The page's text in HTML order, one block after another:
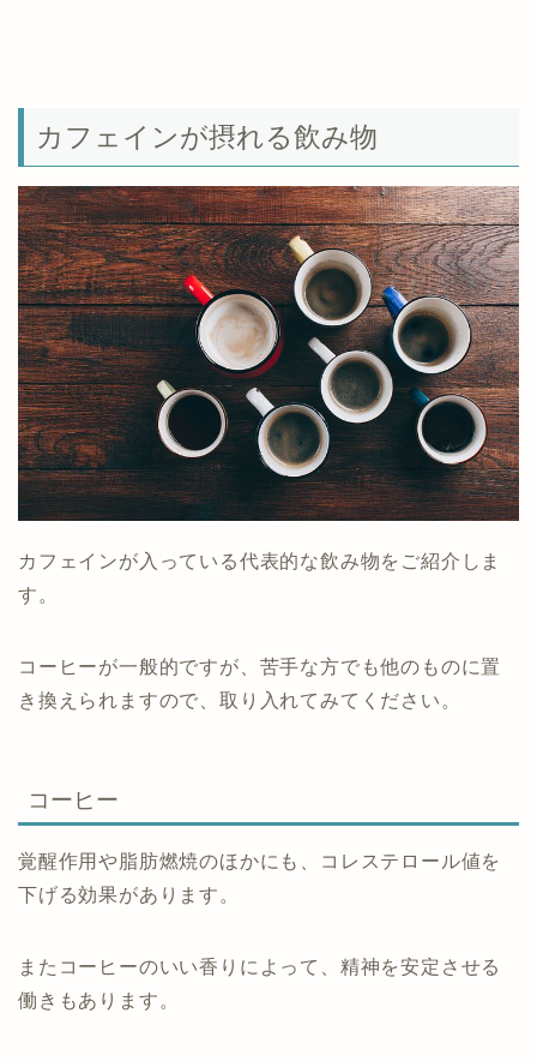
カフェインが摂れる飲み物
カフェインが入っている代表的な飲み物をご紹介しま
す。
コーヒーが一般的ですが、苦手な方でも他のものに置
き換えられますので、取り入れてみてください。
コーヒー
覚醒作用や脂肪燃焼のほかにも、コレステロール値を
下げる効果があります。
またコーヒーのいい香りによって、精神を安定させる
働きもあります。